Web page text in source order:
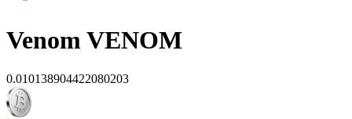
VenomVENOM
0.010138904422080203